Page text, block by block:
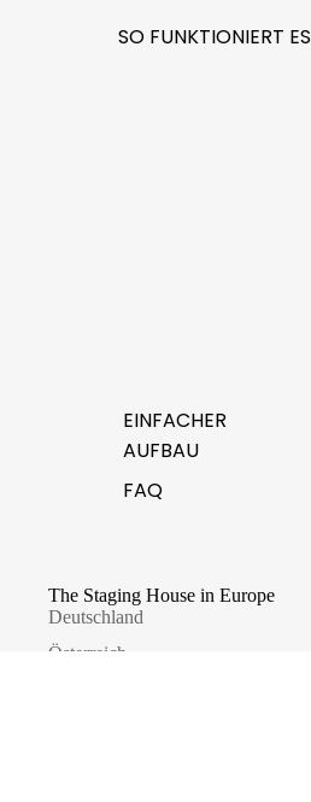
SO FUNKTIONIERT ES
EINFACHER
AUFBAU
FAQ
The Staging House in Europe
Deutschland
Österreich